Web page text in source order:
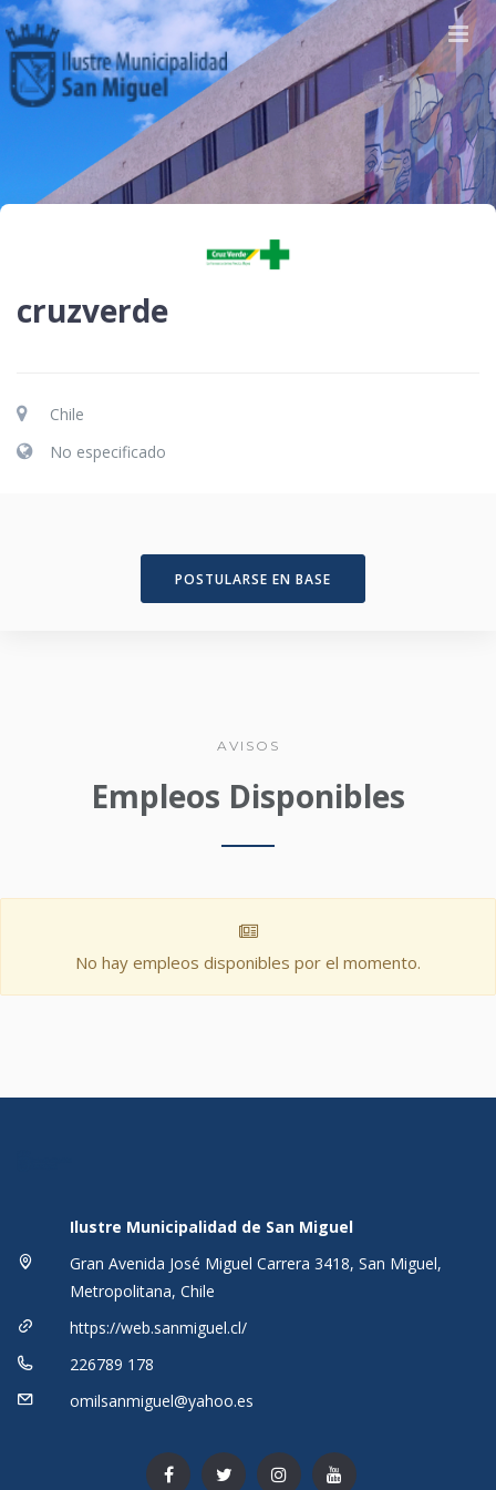
cruzverde
Chile
No especificado
POSTULARSE EN BASE
AVISOS
Empleos Disponibles
No hay empleos disponibles por el momento.
Ilustre Municipalidad de San Miguel
Gran Avenida José Miguel Carrera 3418, San Miguel,
Metropolitana, Chile
https://web.sanmiguel.cl/
226789 178
omilsanmiguel@yahoo.es